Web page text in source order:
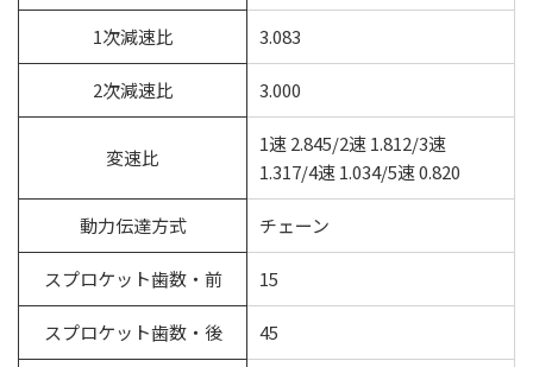
1次減速比 3.083
2次減速比 3.000
変速比
1速 2.845/2速 1.812/3速
1.317/4速 1.034/5速 0.820
動力伝達方式 チェーン
スプロケット歯数・前 15
スプロケット歯数・後 45